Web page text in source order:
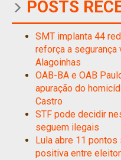
POSTS
SMT implanta 44
reforça a
Alagoinhas
OAB-BA e OAB
apuração do
Castro
STF pode decidir
seguem ilegais
Lula abre 11
positiva entre